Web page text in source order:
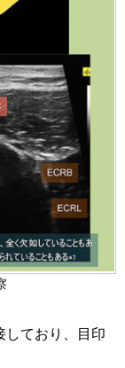
しており、目印